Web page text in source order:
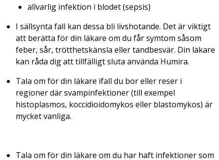
allvarlig infektion i blodet (sepsis)
I sällsynta fall kan dessa bli livshotande. Det är viktigt
att berätta för din läkare om du får symtom såsom
feber, sår, trötthetskänsla eller tandbesvär. Din läkare
kan råda dig att tillfälligt sluta använda Humira.
Tala om för din läkare ifall du bor eller reser i
regioner där svampinfektioner (till exempel
histoplasmos, koccidioidomykos eller blastomykos) är
mycket vanliga.
Tala om för din läkare om du har haft infektioner som